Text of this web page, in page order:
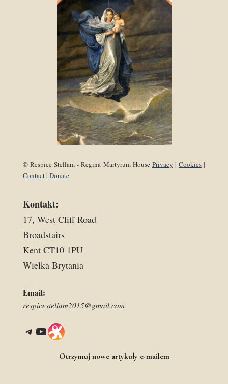
© Respice Stellam - Regina Martyrum House Privacy | Cookies|
Contact| Donate
Kontakt:
17, West Cliff Road
Broadstairs
Kent CT10 1PU
Wielka Brytania
Email:
respicestellam2015@gmail.com
Telegram YouTube Link
Otrzymuj nowe artykuły e-mailem